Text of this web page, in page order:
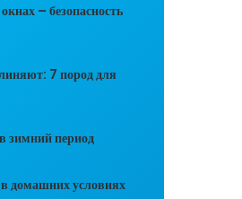
– безопасность
7 пород для
зимний период
домашних условиях